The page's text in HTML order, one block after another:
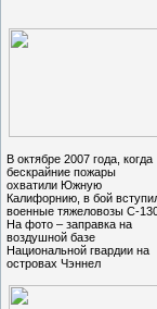
В октябре 2007 года, когда
бескрайние пожары
охватили Южную
Калифорнию, в бой
военные тяжеловозы С-
На фото – заправка на
воздушной базе
Национальной гвардии на
островах Чэннел